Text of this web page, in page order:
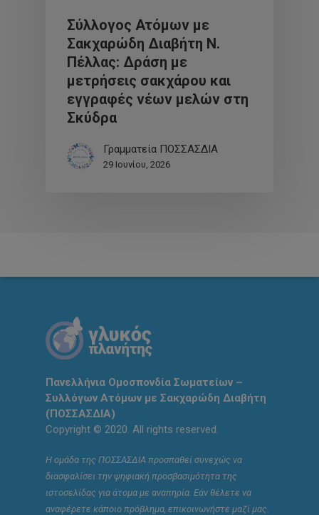
Σύλλογος Ατόμων με
Σακχαρώδη Διαβήτη Ν.
Πέλλας: Δράση με
μετρήσεις σακχάρου και
εγγραφές νέων μελών στη
Σκύδρα
Γραμματεία ΠΟΣΣΑΣΔΙΑ
29 Ιουνίου, 2026
Πανελλήνια Ομοσπονδία Σωματείων –
Συλλόγων Ατόμων με Σακχαρώδη Διαβήτη
(ΠΟΣΣΑΣΔΙΑ)
Copyright © 2020. All rights reserved.
Η ομάδα της ΠΟΣΣΑΣΔΙΑ προσπαθεί συνεχώς να
διασφαλίσει την ψηφιακή προσβασιμότητα της
ιστοσελίδας για άτομα με αναπηρία. Εάν θέλετε να
αναφέρετε κάποιο πρόβλημα, επικοινωνήστε μαζί μας.